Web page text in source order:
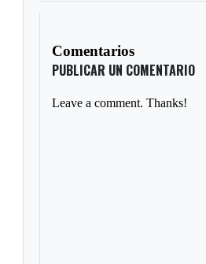
Comentarios
PUBLICAR UN COMENTARIO
Leave a comment. Thanks!